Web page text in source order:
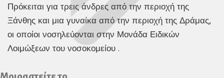
Πρόκειται για τρεις άνδρες από την περιοχή της
Ξάνθης και μια γυναίκα από την περιοχή της Δράμας,
οι οποίοι νοσηλεύονται στην Μονάδα Ειδικών
Λοιμώξεων του νοσοκομείου .